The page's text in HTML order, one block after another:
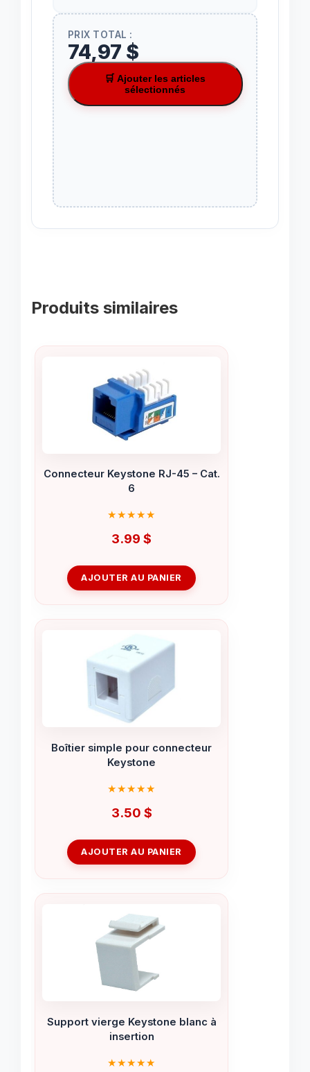
PRIX TOTAL :
74,97 $
🛒 Ajouter les articles
sélectionnés
Produits similaires
Connecteur Keystone RJ-45 – Cat.
6
3.99 $
AJOUTER AU PANIER
Boîtier simple pour connecteur
Keystone
3.50 $
AJOUTER AU PANIER
Support vierge Keystone blanc à
insertion